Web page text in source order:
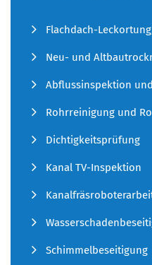
Flachdach-
Neu- und
Abflussinspektion
Rohrreinigung und
Dichtigkeitsprüfung
Kanal TV-Inspektion
Schimmelbeseitigung